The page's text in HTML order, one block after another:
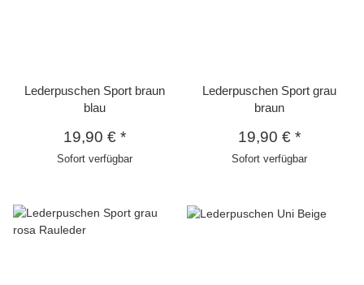
Lederpuschen Sport braun
blau
19,90 €*
Sofort verfügbar
Lederpuschen Sport grau
braun
19,90 € *
Sofort verfügbar